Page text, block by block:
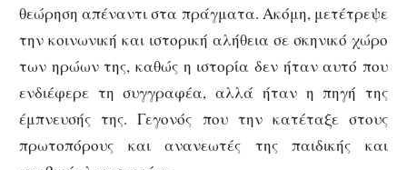
θεώρηση απέναντι στα πράγματα. Ακόμη, μετέτρεψε
την κοινωνική και ιστορική αλήθεια σε σκηνικό χώρο
των ηρώων της, καθώς η ιστορία δεν ήταν αυτό που
ενδιέφερε τη συγγραφέα, αλλά ήταν η πηγή της
έμπνευσής της. Γεγονός που την κατέταξε στους
πρωτοπόρους και ανανεωτές της παιδικής και